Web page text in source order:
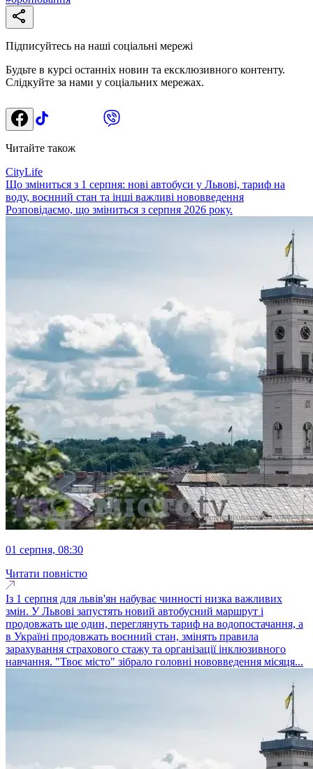
Підписуйтесь на наші соціальні мережі
Будьте в курсі останніх новин та ексклюзивного контенту.
Слідкуйте за нами у соціальних мережах.
Читайте також
CityLife
Що зміниться з 1 серпня: нові автобуси у Львові, тариф на
воду, воєнний стан та інші важливі нововведення
Розповідаємо, що зміниться з серпня 2026 року.
01 серпня, 08:30
Читати повністю
Із 1 серпня для львів'ян набуває чинності низка важливих
змін. У Львові запустять новий автобусний маршрут і
продовжать ще один, переглянуть тариф на водопостачання, а
в Україні продовжать воєнний стан, змінять правила
зарахування страхового стажу та організації інклюзивного
навчання. "Твоє місто" зібрало головні нововведення місяця...